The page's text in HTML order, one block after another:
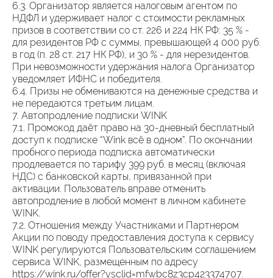
6.3. Организатор является налоговым агентом по
НДФЛ и удерживает налог с стоимости рекламных
призов в соответствии со ст. 226 и 224 НК РФ: 35 % -
для резидентов РФ с суммы, превышающей 4 000 руб.
в год (п. 28 ст. 217 НК РФ), и 30 % - для нерезидентов.
При невозможности удержания налога Организатор
уведомляет ИФНС и победителя.
6.4. Призы не обмениваются на денежные средства и
не передаются третьим лицам.
7. Автопродление подписки WINK
7.1. Промокод даёт право на 30-дневный бесплатный
доступ к подписке “Wink всё в одном”. По окончании
пробного периода подписка автоматически
продлевается по тарифу 399 руб. в месяц (включая
НДС) с банковской карты, привязанной при
активации. Пользователь вправе отменить
автопродление в любой момент в личном кабинете
WINK.
7.2. Отношения между Участниками и Партнером
Акции по поводу предоставления доступа к сервису
WINK регулируются Пользовательским соглашением
сервиса WINK, размещенным по адресу
https://wink.ru/offer?ysclid=mfwbc8z3cp423374707.